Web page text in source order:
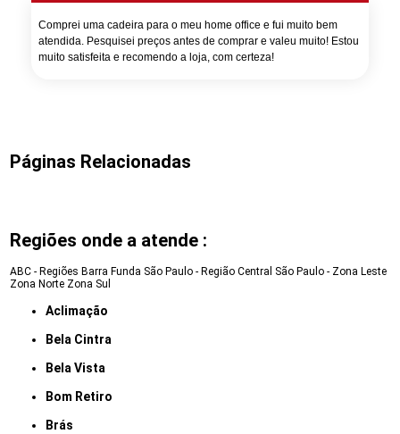
Comprei uma cadeira para o meu home office e fui muito bem
atendida. Pesquisei preços antes de comprar e valeu muito! Estou
muito satisfeita e recomendo a loja, com certeza!
Páginas Relacionadas
Regiões onde a atende :
ABC - Regiões Barra Funda São Paulo - Região Central São Paulo - Zona Leste
Zona Norte Zona Sul
Aclimação
Bela Cintra
Bela Vista
Bom Retiro
Brás